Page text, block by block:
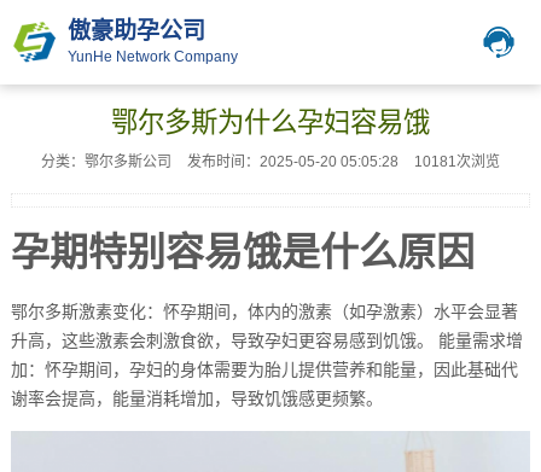
傲豪助孕公司
YunHe Network Company
鄂尔多斯为什么孕妇容易饿
分类：鄂尔多斯公司 发布时间：2025-05-20 05:05:28 10181次浏览
孕期特别容易饿是什么原因
鄂尔多斯激素变化：怀孕期间，体内的激素（如孕激素）水平会显著
升高，这些激素会刺激食欲，导致孕妇更容易感到饥饿。 能量需求增
加：怀孕期间，孕妇的身体需要为胎儿提供营养和能量，因此基础代
谢率会提高，能量消耗增加，导致饥饿感更频繁。